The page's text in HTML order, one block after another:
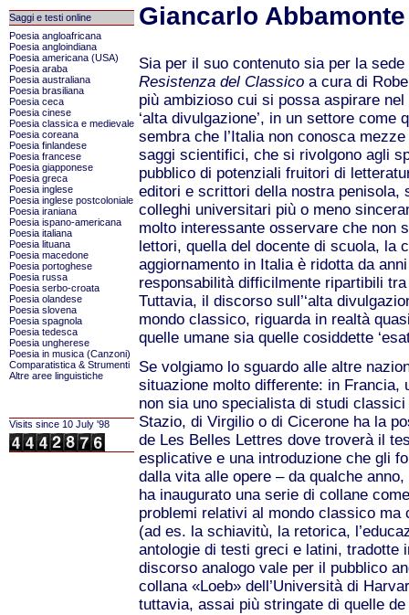
Saggi e testi online
Poesia angloafricana
Poesia angloindiana
Poesia americana (USA)
Poesia araba
Poesia australiana
Poesia brasiliana
Poesia ceca
Poesia cinese
Poesia classica e medievale
Poesia coreana
Poesia finlandese
Poesia francese
Poesia giapponese
Poesia greca
Poesia inglese
Poesia inglese postcoloniale
Poesia iraniana
Poesia ispano-americana
Poesia italiana
Poesia lituana
Poesia macedone
Poesia portoghese
Poesia russa
Poesia serbo-croata
Poesia olandese
Poesia slovena
Poesia spagnola
Poesia tedesca
Poesia ungherese
Poesia in musica (Canzoni)
Comparatistica & Strumenti
Altre aree linguistiche
Visits since 10 July '98
Giancarlo Abbamonte
Sia per il suo contenuto sia per la
Resistenza del Classico a cura di
più ambizioso cui si possa aspirare
‘alta divulgazione’, in un settore
sembra che l’Italia non conosca
saggi scientifici, che si rivolgono agli
pubblico di potenziali fruitori di
editori e scrittori della nostra penisola,
colleghi universitari più o meno
molto interessante osservare che non
lettori, quella del docente di scuola, la
aggiornamento in Italia è ridotta da
responsabilità difficilmente ripartibili
Tuttavia, il discorso sull’‘alta
mondo classico, riguarda in realtà
quelle umane sia quelle cosiddette
Se volgiamo lo sguardo alle altre
situazione molto differente: in Francia,
non sia uno specialista di studi
Stazio, di Virgilio o di Cicerone ha la
de Les Belles Lettres dove troverà il
esplicative e una introduzione che gli
dalla vita alle opere – da qualche
ha inaugurato una serie di collane
problemi relativi al mondo classico ma
(ad es. la schiavitù, la retorica,
antologie di testi greci e latini, tradotte
discorso analogo vale per il pubblico
collana «Loeb» dell’Università di
tuttavia, assai più stringate di quelle